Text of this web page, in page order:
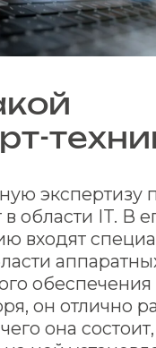
техникой,
ноутбуками,
ввели в сеть и
функционируют;
техника
основным
ФЗ Федеральный
№73-ФЗ «О
судебно-экспертной
Пленума
2017 «Судебная
экспертиза».
носителях;
их кодами и